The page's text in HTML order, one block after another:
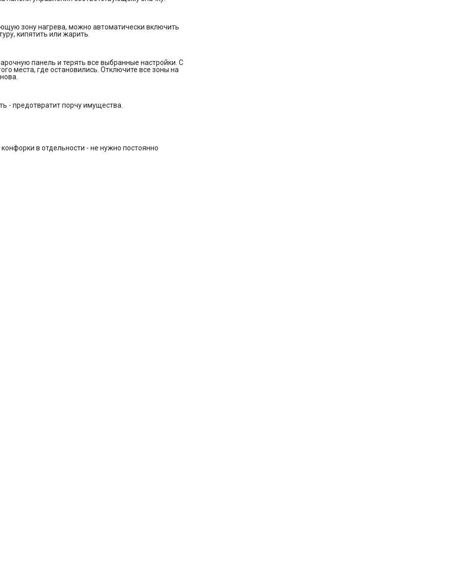
Количество конфорок: 13 индукционных
Передняя левая 2x92.7x200 мм - 3600 Вт
Центральная правая 92.7x200 мм - 1800 Вт
Центральная левая 2x92.7x200 мм - 3600 Вт
Количество уровней нагрева: 15
Автоприготовление
зону нагрева, можно автоматически включить
кипятить или жарить.
панель и терять все выбранные настройки. С
места, где остановились. Отключите все зоны на
- предотвратит порчу имущества.
в отдельности - не нужно постоянно